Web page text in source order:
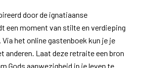
door de ignatiaanse
een moment van stilte en verdieping
Via het online gastenboek kun je je
anderen. Laat deze retraite een bron
Gods aanwezigheid in je leven te